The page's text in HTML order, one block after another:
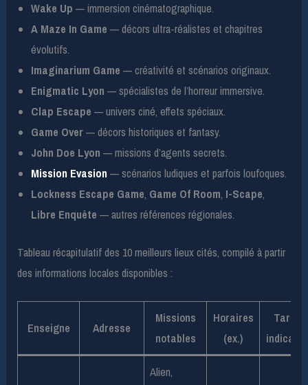
Wake Up — immersion cinématographique.
A Maze In Game — décors ultra-réalistes et chapitres
évolutifs.
Imaginarium Game — créativité et scénarios originaux.
Enigmatic Lyon — spécialistes de l’horreur immersive.
Clap Escape — univers ciné, effets spéciaux.
Game Over— décors historiques et fantasy.
John Doe Lyon — missions d’agents secrets.
Mission Evasion — scénarios ludiques et parfois loufoques.
Lockness Escape Game, Game Of Room, I-Scape,
Libre Enquête — autres références régionales.
Tableau récapitulatif des 10 meilleurs lieux cités, compilé à partir
des informations locales disponibles :
Enseigne Adresse
Missions
notables
Horaires
(ex.)
Tarifs
Alien,